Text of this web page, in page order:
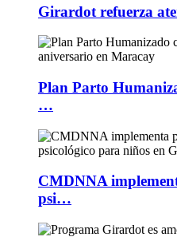
Girardot refuerza
Plan Parto
…
CMDNNA
psi…